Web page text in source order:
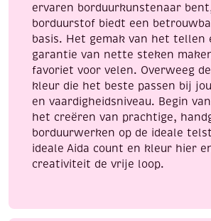
ervaren borduurkunstenaar
borduurstof biedt een
basis. Het gemak van het tellen
garantie van nette steken
favoriet voor velen. Overweeg
kleur die het beste passen bij
en vaardigheidsniveau. Begin
het creëren van prachtige,
borduurwerken op de ideale
ideale Aida count en kleur hier
creativiteit de vrije loop.